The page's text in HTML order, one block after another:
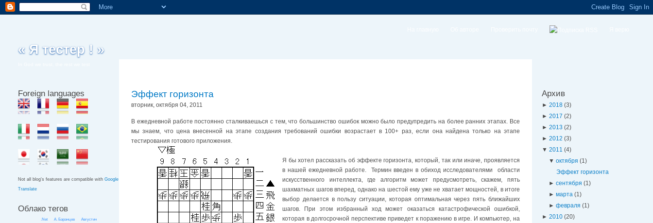
« Я тестер ! »
Foreign languages
Not all blog's features are compatible with Google
Translate
Облако тегов
.Net А. Баранцев Августин
Эффект горизонта
вторник, октября 04, 2011
В ежедневной работе постоянно сталкиваешься с тем, что большинство ошибок можно было предупредить на более ранних этапах. Все
мы знаем, что цена внесенной на этапе создания требований ошибки возрастает в 100+ раз, если она найдена только на этапе
тестирования готового приложения.
Я бы хотел рассказать об эффекте горизонта, который, так или иначе, проявляется
в нашей ежедневной работе. Термин введен в обиход исследователями области
искусственного интеллекта, где алгоритм может предусмотреть, скажем, пять
шахматных шагов вперед, однако на шестой ему уже не хватает мощностей, в итоге
выбор делается в пользу ситуации, которая оптимальная через пять ближайших
шагов. При этом избранный ход может оказаться катастрофической ошибкой,
которая в долгосрочной перспективе приведет к поражению в игре. И компьютер, на
Архив
► 2018 (3)
► 2017 (2)
► 2013 (2)
► 2012 (3)
▼ 2011 (4)
▼октября(1)
Эффект горизонта
►сентября(1)
►марта(1)
►февраля(1)
► 2010 (20)